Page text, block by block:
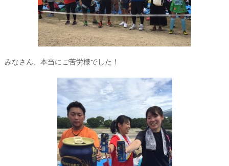
みなさん、本当にご苦労様でした！